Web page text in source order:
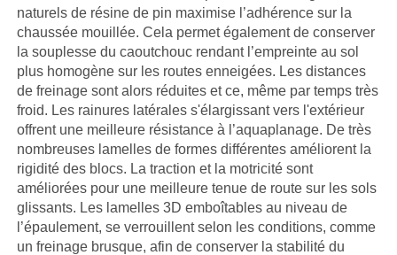
naturels de résine de pin maximise l’adhérence sur la
chaussée mouillée. Cela permet également de conserver
la souplesse du caoutchouc rendant l’empreinte au sol
plus homogène sur les routes enneigées. Les distances
de freinage sont alors réduites et ce, même par temps très
froid. Les rainures latérales s'élargissant vers l'extérieur
offrent une meilleure résistance à l’aquaplanage. De très
nombreuses lamelles de formes différentes améliorent la
rigidité des blocs. La traction et la motricité sont
améliorées pour une meilleure tenue de route sur les sols
glissants. Les lamelles 3D emboîtables au niveau de
l’épaulement, se verrouillent selon les conditions, comme
un freinage brusque, afin de conserver la stabilité du